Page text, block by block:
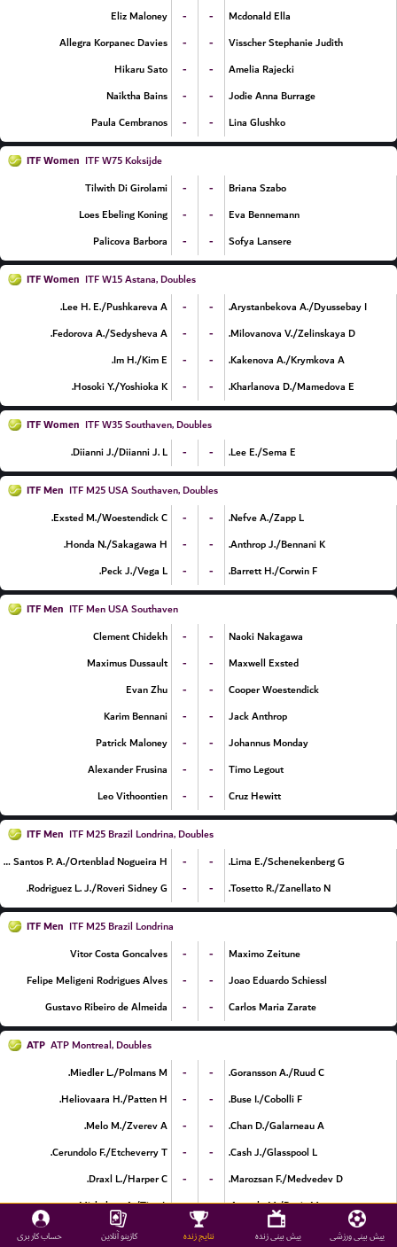
Eliz Maloney
- -
Mcdonald Ella
Allegra Korpanec Davies
- -
Visscher Stephanie Judith
Hikaru Sato
- -
Amelia Rajecki
Naiktha Bains
- -
Jodie Anna Burrage
Paula Cembranos
- - Lina Glushko
ITF Women ITF W75 Koksijde
Tilwith Di Girolami
- -
Briana Szabo
Loes Ebeling Koning
- -
Eva Bennemann
Palicova Barbora
- - Sofya Lansere
ITF Women ITF W15 Astana, Doubles
Lee H. E./Pushkareva A.
- -
Arystanbekova A./Dyussebay I.
Fedorova A./Sedysheva A.
- -
Milovanova V./Zelinskaya D.
Im H./Kim E.
- -
Kakenova A./Krymkova A.
Hosoki Y./Yoshioka K.
- - Kharlanova D./Mamedova E.
ITF Women ITF W35 Southaven, Doubles
Diianni J./Diianni J. L.
- - Lee E./Sema E.
ITF Men ITF M25 USA Southaven, Doubles
Exsted M./Woestendick C.
- -
Nefve A./Zapp L.
Honda N./Sakagawa H.
- -
Anthrop J./Bennani K.
Peck J./Vega L.
- - Barrett H./Corwin F.
ITF Men ITF Men USA Southaven
Clement Chidekh
- -
Naoki Nakagawa
Maximus Dussault
- -
Maxwell Exsted
Evan Zhu
- -
Cooper Woestendick
Karim Bennani
- -
Jack Anthrop
Patrick Maloney
- -
Johannus Monday
Alexander Frusina
- -
Timo Legout
Leo Vithoontien
- - Cruz Hewitt
ITF Men ITF M25 Brazil Londrina, Doubles
De Almeida Santos P. A./Ortenblad Nogueira H.
- -
Lima E./Schenekenberg G.
Rodriguez L. J./Roveri Sidney G.
- - Tosetto R./Zanellato N.
ITF Men ITF M25 Brazil Londrina
Vitor Costa Goncalves
- -
Maximo Zeitune
Felipe Meligeni Rodrigues Alves
- -
Joao Eduardo Schiessl
Gustavo Ribeiro de Almeida
- - Carlos Maria Zarate
ATP ATP Montreal, Doubles
Miedler L./Polmans M.
- -
Goransson A./Ruud C.
Heliovaara H./Patten H.
- -
Buse I./Cobolli F.
Melo M./Zverev A.
- -
Chan D./Galarneau A.
Cerundolo F./Etcheverry T.
- -
Cash J./Glasspool L.
Draxl L./Harper C.
- -
Marozsan F./Medvedev D.
Michelsen A./Tien L.
- -
Arevalo M./Pavic M.
Cabral F./Tracy J.
- - Ram R./Salisbury J. پیش بینی ورزشی پیش بینی زنده نتایج زنده کازینو آنلاین حساب کاربری